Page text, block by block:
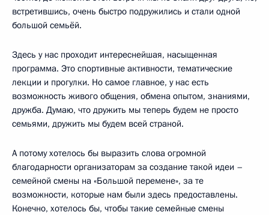
встретившись, очень быстро подружились и стали одной
большой семьёй.
Здесь у нас проходит интереснейшая, насыщенная
программа. Это спортивные активности, тематические
лекции и прогулки. Но самое главное, у нас есть
возможность живого общения, обмена опытом, знаниями,
дружба. Думаю, что дружить мы теперь будем не просто
семьями, дружить мы будем всей страной.
А потому хотелось бы выразить слова огромной
благодарности организаторам за создание такой идеи –
семейной смены на «Большой перемене», за те
возможности, которые нам были здесь предоставлены.
Конечно, хотелось бы, чтобы такие семейные смены